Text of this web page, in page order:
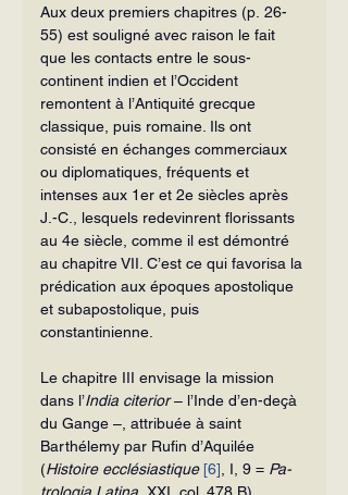
Aux deux premiers chapitres (p. 26-
55) est souligné avec raison le fait
que les contacts entre le sous-
continent indien et l’Occident
remontent à l’Antiquité grecque
classique, puis romaine. Ils ont
consisté en échanges commerciaux
ou diplomatiques, fréquents et
intenses aux 1er et 2e siècles après
J.-C., lesquels redevinrent florissants
au 4e siècle, comme il est démontré
au chapitre VII. C’est ce qui favorisa la
prédication aux époques apostolique
et subapostolique, puis
constantinienne.
Le chapitre III envisage la mission
dans l’India citerior – l’Inde d’en-deçà
du Gange –, attribuée à saint
Barthélemy par Rufin d’Aqui­lée
(Histoire ecclésiastique [6] , I, 9 = Pa­
trologia Latina XXI, col. 478 B)